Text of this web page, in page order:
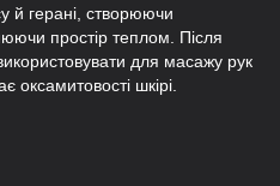
й герані, створюючи
простір теплом. Після
для масажу рук
оксамитовості шкірі.